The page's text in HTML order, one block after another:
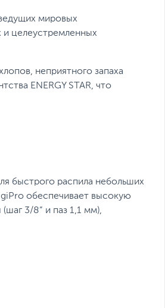
мировых
целеустремленных
неприятного запаха
ENERGY STAR, что
быстрого распила небольших
обеспечивает высокую
3/8” и паз 1,1 мм),